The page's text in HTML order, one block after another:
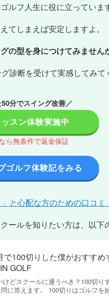
ルフ人生に役に立っていま
てしまえば安定しますよ。
の型を身につけてみません
診断を受けて実感してみて
分でスイング改善／
スン体験実施中
ら無条件で返金保証
ゴルフ体験記をみる
と心配な方のための口コミ
ールを知りたい方は、以下
100切りした僕がおすすめ
GOLF
どスクールに通うべき？100切り
に答えます。 100切りはゴルフ